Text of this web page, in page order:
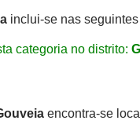
inclui-se nas
categoria no distrito:
encontra-se